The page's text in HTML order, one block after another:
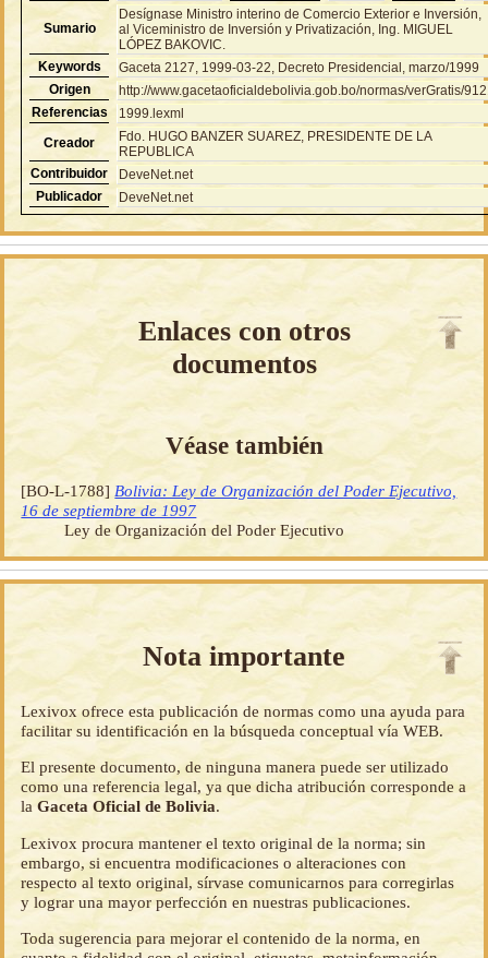
Sumario
Desígnase Ministro interino de Comercio Exterior e Inversión,
al Viceministro de Inversión y Privatización, Ing. MIGUEL
LÓPEZ BAKOVIC.
Keywords
Gaceta 2127, 1999-03-22, Decreto Presidencial, marzo/1999
Origen
http://www.gacetaoficialdebolivia.gob.bo/normas/verGratis/
Referencias
1999.lexml
Creador
Fdo. HUGO BANZER SUAREZ, PRESIDENTE DE LA
REPUBLICA
Contribuidor
DeveNet.net
Publicador
DeveNet.net
Enlaces con otros
documentos
Véase también
[BO-L-1788] Bolivia: Ley de Organización del Poder Ejecutivo,
16 de septiembre de 1997
Ley de Organización del Poder Ejecutivo
Nota importante
Lexivox ofrece esta publicación de normas como una ayuda para
facilitar su identificación en la búsqueda conceptual vía WEB.
El presente documento, de ninguna manera puede ser utilizado
como una referencia legal, ya que dicha atribución corresponde a
laGaceta Oficial de Bolivia.
Lexivox procura mantener el texto original de la norma; sin
embargo, si encuentra modificaciones o alteraciones con
respecto al texto original, sírvase comunicarnos para corregirlas
y lograr una mayor perfección en nuestras publicaciones.
Toda sugerencia para mejorar el contenido de la norma, en